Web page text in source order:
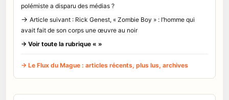
polémiste a disparu des médias ?
→ Article suivant : Rick Genest, « Zombie Boy » : l’homme qui
avait fait de son corps une œuvre au noir
→ Voir toute la rubrique « »
→ Le Flux du Mague : articles récents, plus lus, archives